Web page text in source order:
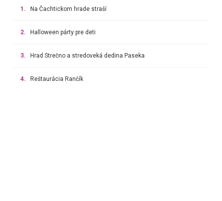
1. Na Čachtickom hrade straší
2. Halloween párty pre deti
3. Hrad Strečno a stredoveká dedina Paseka
4. Reštaurácia Rančík